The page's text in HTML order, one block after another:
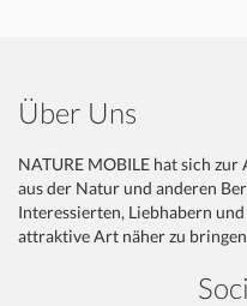
Über Uns
NATURE MOBILE hat sich zur
aus der Natur und anderen
Interessierten, Liebhabern
attraktive Art näher zu